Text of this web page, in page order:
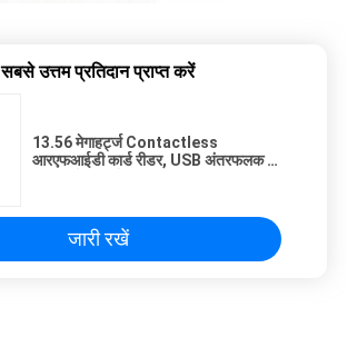
सबसे उत्तम प्रतिदान प्राप्त करें
13.56 मेगाहर्ट्ज Contactless
आरएफआईडी कार्ड रीडर, USB अंतरफलक के
जारी रखें